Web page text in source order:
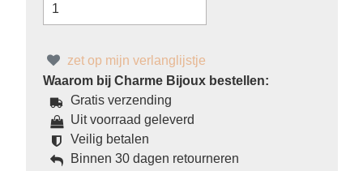
zet op mijn verlanglijstje
Waarom bij Charme Bijoux bestellen:
Gratis verzending
Uit voorraad geleverd
Veilig betalen
Binnen 30 dagen retourneren